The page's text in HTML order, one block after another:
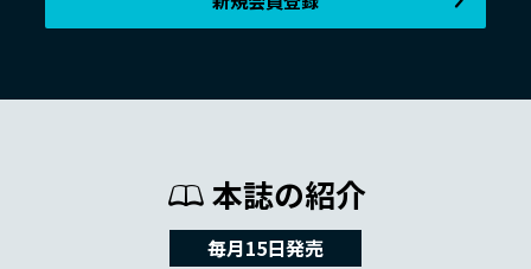
本誌の紹介
毎月15日発売